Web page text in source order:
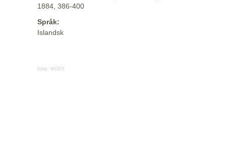
1884, 386-400
Språk:
Islandsk
Kilde: MODS